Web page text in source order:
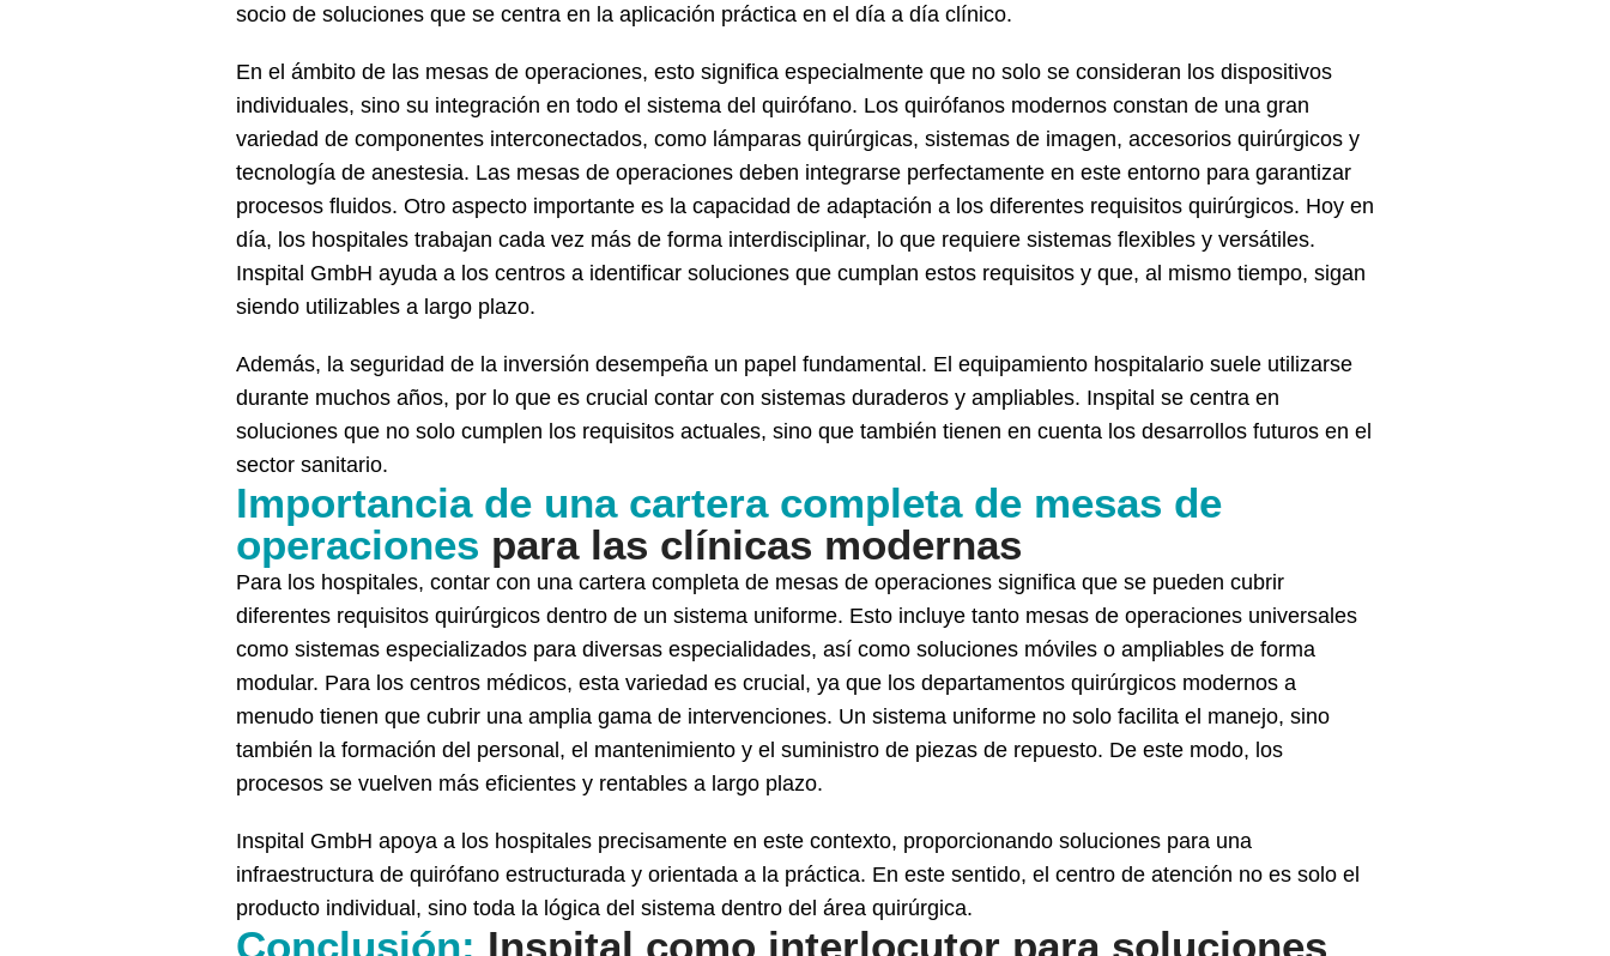
socio de soluciones que se centra en la aplicación práctica en el día a día clínico.
En el ámbito de las mesas de operaciones, esto significa especialmente que no solo se consideran los dispositivos
individuales, sino su integración en todo el sistema del quirófano. Los quirófanos modernos constan de una gran
variedad de componentes interconectados, como lámparas quirúrgicas, sistemas de imagen, accesorios quirúrgicos y
tecnología de anestesia. Las mesas de operaciones deben integrarse perfectamente en este entorno para garantizar
procesos fluidos. Otro aspecto importante es la capacidad de adaptación a los diferentes requisitos quirúrgicos. Hoy en
día, los hospitales trabajan cada vez más de forma interdisciplinar, lo que requiere sistemas flexibles y versátiles.
Inspital GmbH ayuda a los centros a identificar soluciones que cumplan estos requisitos y que, al mismo tiempo, sigan
siendo utilizables a largo plazo.
Además, la seguridad de la inversión desempeña un papel fundamental. El equipamiento hospitalario suele utilizarse
durante muchos años, por lo que es crucial contar con sistemas duraderos y ampliables. Inspital se centra en
soluciones que no solo cumplen los requisitos actuales, sino que también tienen en cuenta los desarrollos futuros en el
sector sanitario.
Importancia de una cartera completa de mesas de
operaciones para las clínicas modernas
Para los hospitales, contar con una cartera completa de mesas de operaciones significa que se pueden cubrir
diferentes requisitos quirúrgicos dentro de un sistema uniforme. Esto incluye tanto mesas de operaciones universales
como sistemas especializados para diversas especialidades, así como soluciones móviles o ampliables de forma
modular. Para los centros médicos, esta variedad es crucial, ya que los departamentos quirúrgicos modernos a
menudo tienen que cubrir una amplia gama de intervenciones. Un sistema uniforme no solo facilita el manejo, sino
también la formación del personal, el mantenimiento y el suministro de piezas de repuesto. De este modo, los
procesos se vuelven más eficientes y rentables a largo plazo.
Inspital GmbH apoya a los hospitales precisamente en este contexto, proporcionando soluciones para una
infraestructura de quirófano estructurada y orientada a la práctica. En este sentido, el centro de atención no es solo el
producto individual, sino toda la lógica del sistema dentro del área quirúrgica.
Conclusión: Inspital como interlocutor para soluciones